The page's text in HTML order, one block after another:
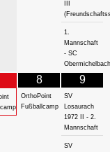
1.
Mannschaft
- SC
Obermichelbach
8
OrthoPoint
Fußballcamp
9
SV
Losaurach
1972 II - 2.
Mannschaft
SV